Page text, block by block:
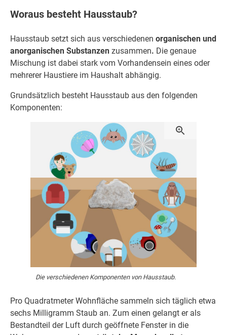
Woraus besteht Hausstaub?
Hausstaub setzt sich aus verschiedenen organischen und
anorganischen Substanzen zusammen. Die genaue
Mischung ist dabei stark vom Vorhandensein eines oder
mehrerer Haustiere im Haushalt abhängig.
Grundsätzlich besteht Hausstaub aus den folgenden
Komponenten:
Die verschiedenen Komponenten von Hausstaub.
Pro Quadratmeter Wohnfläche sammeln sich täglich etwa
sechs Milligramm Staub an. Zum einen gelangt er als
Bestandteil der Luft durch geöffnete Fenster in die